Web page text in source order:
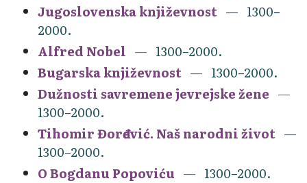
Jugoslovenska književnost
1300–
2000.
Alfred Nobel
1300–2000.
Bugarska književnost
1300–2000.
Dužnosti savremene jevrejske žene
1300–2000.
Tihomir Đorđević. Naš narodni život
1300–2000.
O Bogdanu Popoviću
1300–2000.